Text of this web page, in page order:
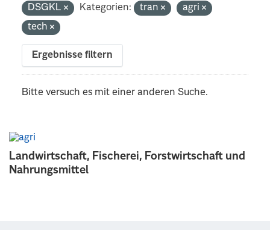
Landwirtschaft, Fischerei, Forstwirtschaft und
Nahrungsmittel
DSGKL
Kategorien: tran
agri
tech
Ergebnisse filtern
Bitte versuch es mit einer anderen Suche.